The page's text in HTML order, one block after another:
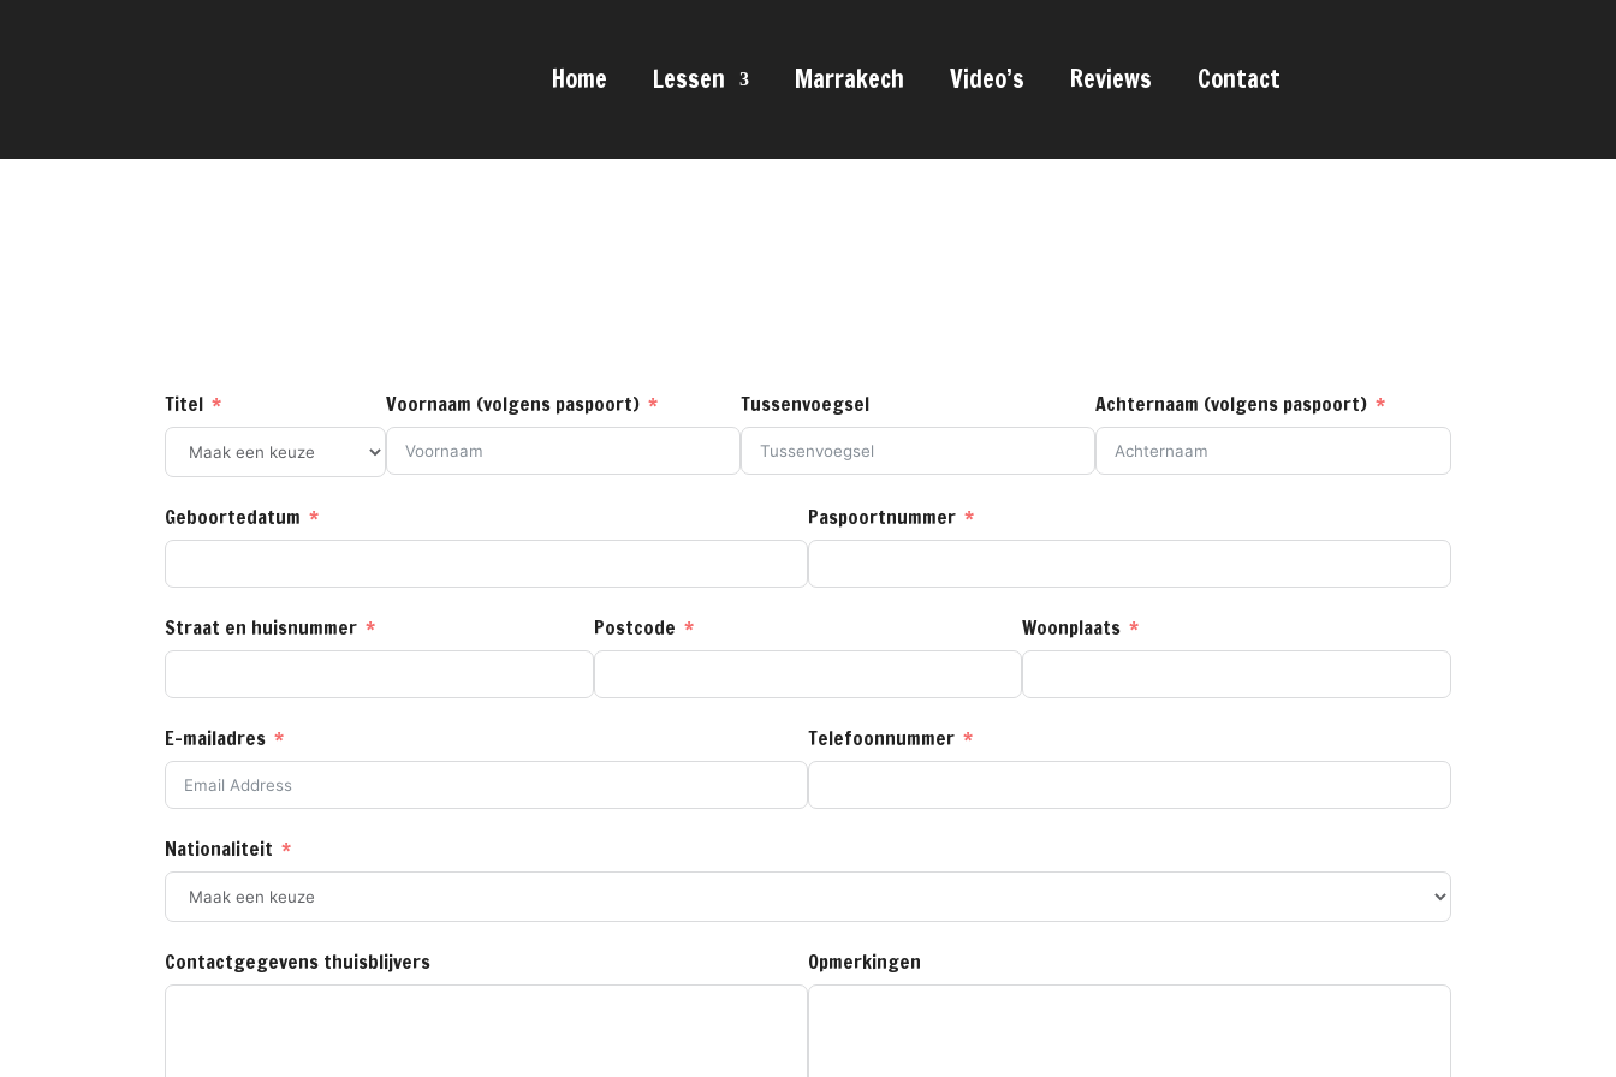
Home Lessen Marrakech Video’s Reviews Contact
Titel Voornaam (volgens paspoort) Tussenvoegsel Achternaam (volgens paspoort)
Geboortedatum Paspoortnummer
Straat en huisnummer Postcode Woonplaats
E-mailadres Telefoonnummer
Nationaliteit
Contactgegevens thuisblijvers Opmerkingen